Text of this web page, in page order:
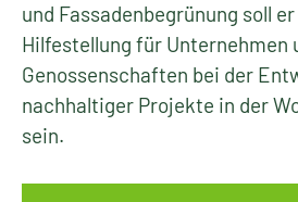
und Fassadenbegrünung soll
Hilfestellung für Unternehmen
Genossenschaften bei der
nachhaltiger Projekte in der
sein.